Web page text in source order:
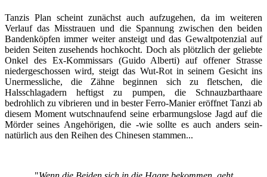
Tanzis Plan scheint zunächst auch aufzugehen, da im weiteren
Verlauf das Misstrauen und die Spannung zwischen den beiden
Bandenköpfen immer weiter ansteigt und das Gewaltpotenzial auf
beiden Seiten zusehends hochkocht. Doch als plötzlich der geliebte
Onkel des Ex-Kommissars (Guido Alberti) auf offener Strasse
niedergeschossen wird, steigt das Wut-Rot in seinem Gesicht ins
Unermessliche, die Zähne beginnen sich zu fletschen, die
Halsschlagadern heftigst zu pumpen, die Schnauzbarthaare
bedrohlich zu vibrieren und in bester Ferro-Manier eröffnet Tanzi ab
diesem Moment wutschnaufend seine erbarmungslose Jagd auf die
Mörder seines Angehörigen, die -wie sollte es auch anders sein-
natürlich aus den Reihen des Chinesen stammen...